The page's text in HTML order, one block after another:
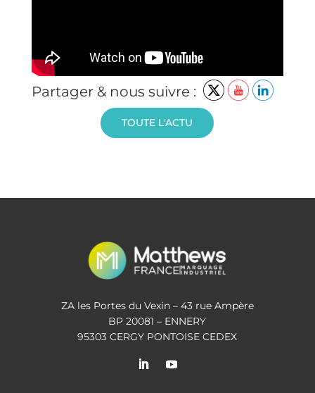
Partager & nous suivre :
TOUTE L'ACTU
ZA les Portes du Vexin – 43 rue Ampère
BP 20081 – ENNERY
95303 CERGY PONTOISE CEDEX